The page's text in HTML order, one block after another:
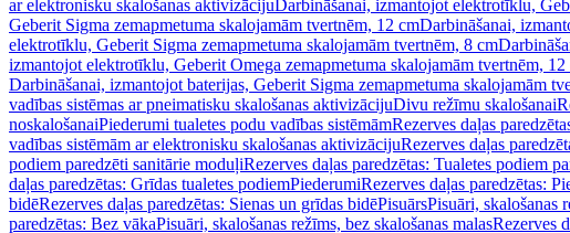
ar elektronisku skalošanas aktivizācijuDarbināšanai, izmantojot elektrotīklu,
Geberit Sigma zemapmetuma skalojamām tvertnēm, 12 cmDarbināšanai,
elektrotīklu, Geberit Sigma zemapmetuma skalojamām tvertnēm, 8 cm
izmantojot elektrotīklu, Geberit Omega zemapmetuma skalojamām tvertnēm, 12
Darbināšanai, izmantojot baterijas, Geberit Sigma zemapmetuma skalojamām
vadības sistēmas ar pneimatisku skalošanas aktivizācijuDivu režīmu skalošanai
noskalošanaiPiederumi tualetes podu vadības sistēmāmRezerves daļas
vadības sistēmām ar elektronisku skalošanas aktivizācijuRezerves daļas
podiem paredzēti sanitārie moduļiRezerves daļas paredzētas: Tualetes podiem
daļas paredzētas: Grīdas tualetes podiemPiederumiRezerves daļas paredzētas:
bidēRezerves daļas paredzētas: Sienas un grīdas bidēPisuārsPisuāri, skalošanas
paredzētas: Bez vākaPisuāri, skalošanas režīms, bez skalošanas malasRezerves